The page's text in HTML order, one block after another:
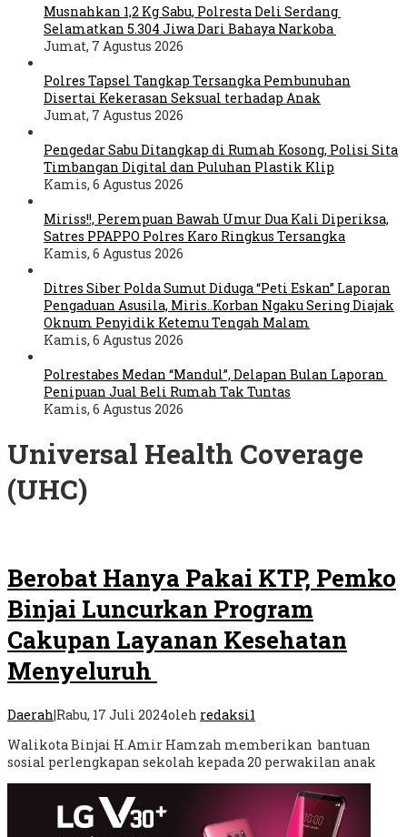
Musnahkan 1,2 Kg Sabu, Polresta Deli Serdang
Selamatkan 5.304 Jiwa Dari Bahaya Narkoba
Jumat, 7 Agustus 2026
Polres Tapsel Tangkap Tersangka Pembunuhan
Disertai Kekerasan Seksual terhadap Anak
Jumat, 7 Agustus 2026
Pengedar Sabu Ditangkap di Rumah Kosong, Polisi Sita
Timbangan Digital dan Puluhan Plastik Klip
Kamis, 6 Agustus 2026
Miriss!!, Perempuan Bawah Umur Dua Kali Diperiksa,
Satres PPAPPO Polres Karo Ringkus Tersangka
Kamis, 6 Agustus 2026
Ditres Siber Polda Sumut Diduga “Peti Eskan” Laporan
Pengaduan Asusila, Miris..Korban Ngaku Sering Diajak
Oknum Penyidik Ketemu Tengah Malam
Kamis, 6 Agustus 2026
Polrestabes Medan “Mandul”, Delapan Bulan Laporan
Penipuan Jual Beli Rumah Tak Tuntas
Kamis, 6 Agustus 2026
Universal Health Coverage
(UHC)
Berobat Hanya Pakai KTP, Pemko
Binjai Luncurkan Program
Cakupan Layanan Kesehatan
Menyeluruh
Daerah|Rabu, 17 Juli 2024oleh redaksi1
Walikota Binjai H.Amir Hamzah memberikan bantuan
sosial perlengkapan sekolah kepada 20 perwakilan anak